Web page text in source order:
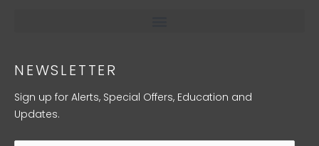
NEWSLETTER
Sign up for Alerts, Special Offers, Education and
Updates.